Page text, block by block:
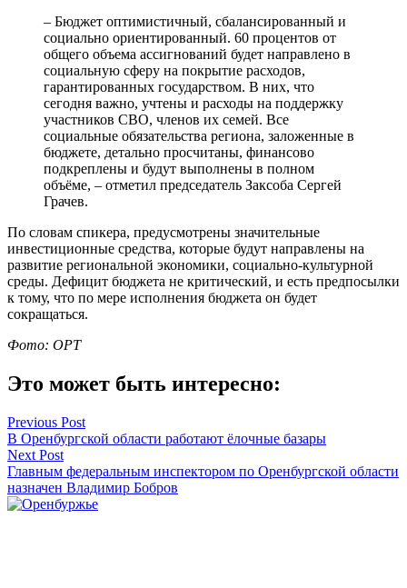
– Бюджет оптимистичный, сбалансированный и
социально ориентированный. 60 процентов от
общего объема ассигнований будет направлено в
социальную сферу на покрытие расходов,
гарантированных государством. В них, что
сегодня важно, учтены и расходы на поддержку
участников СВО, членов их семей. Все
социальные обязательства региона, заложенные в
бюджете, детально просчитаны, финансово
подкреплены и будут выполнены в полном
объёме, – отметил председатель Заксоба Сергей
Грачев.
По словам спикера, предусмотрены значительные
инвестиционные средства, которые будут направлены на
развитие региональной экономики, социально-культурной
среды. Дефицит бюджета не критический, и есть предпосылки
к тому, что по мере исполнения бюджета он будет
сокращаться.
Фото: ОРТ
Это может быть интересно:
Навигация
по
записям
Previous Post
В Оренбургской области работают ёлочные базары
Next Post
Главным федеральным инспектором по Оренбургской области
назначен Владимир Бобров